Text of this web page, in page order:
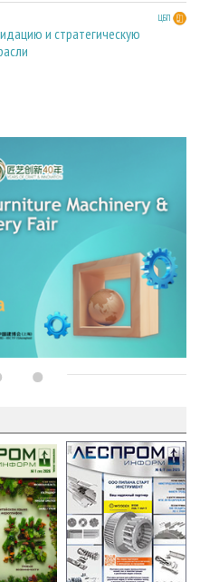
ЦБП
и стратегическую